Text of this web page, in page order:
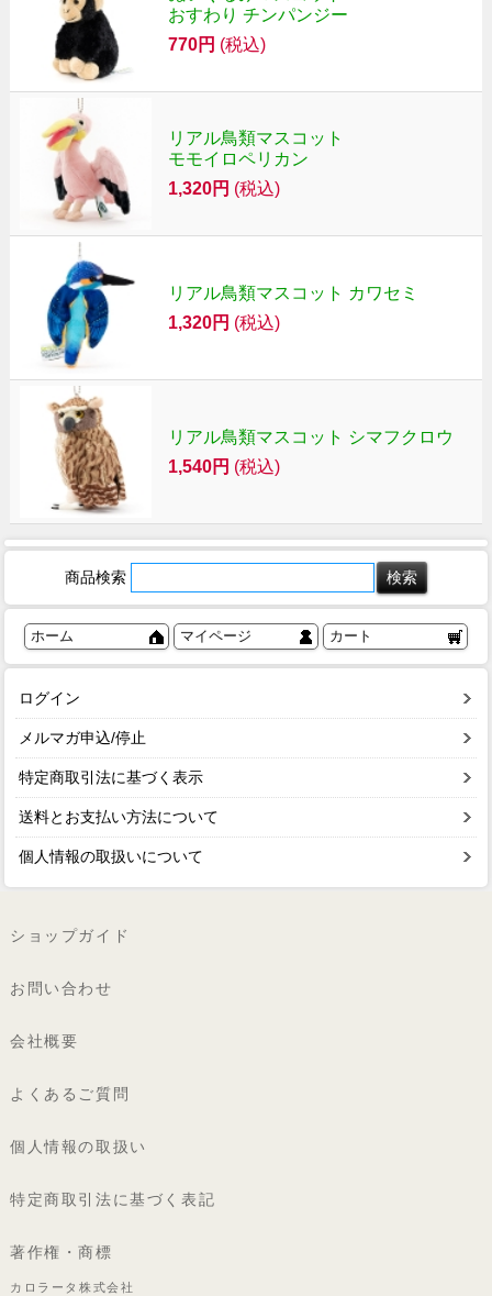
おすわり チンパンジー
770円 (税込)
リアル鳥類マスコット
モモイロペリカン
1,320円 (税込)
リアル鳥類マスコット カワセミ
1,320円 (税込)
リアル鳥類マスコット シマフクロウ
1,540円 (税込)
商品検索
ホーム マイページ カート
ログイン
メルマガ申込/停止
特定商取引法に基づく表示
送料とお支払い方法について
個人情報の取扱いについて
ショップガイド
お問い合わせ
会社概要
よくあるご質問
個人情報の取扱い
特定商取引法に基づく表記
著作権・商標
カロラータ株式会社